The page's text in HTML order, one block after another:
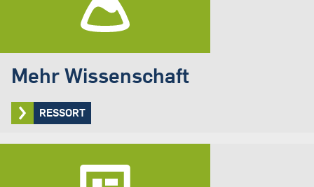
Mehr Wissenschaft
RESSORT